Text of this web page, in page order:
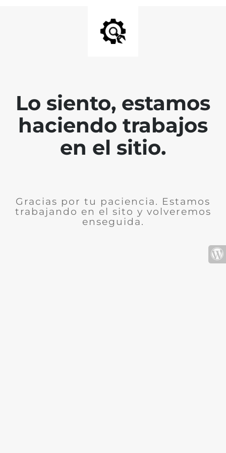
Lo siento, estamos
haciendo trabajos
en el sitio.
Gracias por tu paciencia. Estamos
trabajando en el sito y volveremos
enseguida.